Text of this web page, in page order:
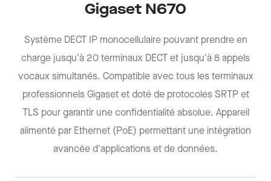
Gigaset N670
Système DECT IP monocellulaire pouvant prendre en
charge jusqu'à 20 terminaux DECT et jusqu'à 8 appels
vocaux simultanés. Compatible avec tous les terminaux
professionnels Gigaset et doté de protocoles SRTP et
TLS pour garantir une confidentialité absolue. Appareil
alimenté par Ethernet (PoE) permettant une intégration
avancée d'applications et de données.